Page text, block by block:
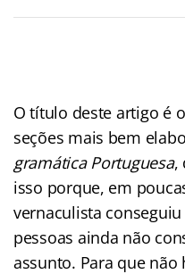
O título deste artigo é
seções mais bem
gramática Portuguesa,
isso porque, em
vernaculista
pessoas ainda não
assunto. Para que